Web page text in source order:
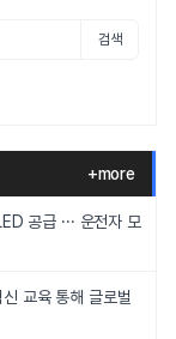
검색
+more
공급 ··· 운전자 모
교육 통해 글로벌